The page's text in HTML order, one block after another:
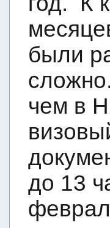
были
чем в
до 13